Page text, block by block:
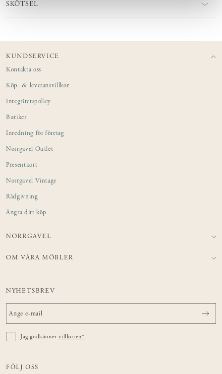
SKÖTSEL
KUNDSERVICE
Kontakta oss
Köp- & leveransvillkor
Integritetspolicy
Butiker
Inredning för företag
Norrgavel Outlet
Presentkort
Norrgavel Vintage
Rådgivning
Ångra ditt köp
NORRGAVEL
OM VÅRA MÖBLER
NYHETSBREV
Jag godkännervillkoren*
FÖLJ OSS